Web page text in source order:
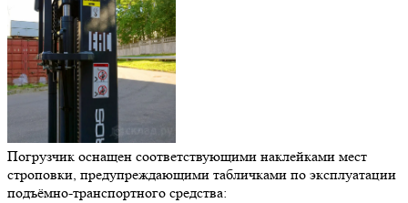
Погрузчик оснащен соответствующими наклейками мест
строповки, предупреждающими табличками по эксплуатации
подъёмно-транспортного средства: